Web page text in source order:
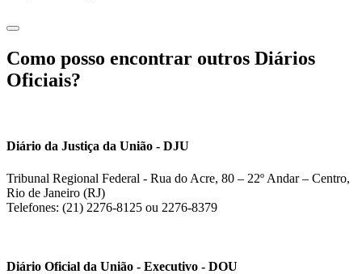
Como posso encontrar outros Diários
Oficiais?
Diário da Justiça da União - DJU
Tribunal Regional Federal - Rua do Acre, 80 – 22º Andar – Centro,
Rio de Janeiro (RJ)
Telefones: (21) 2276-8125 ou 2276-8379
Diário Oficial da União - Executivo - DOU